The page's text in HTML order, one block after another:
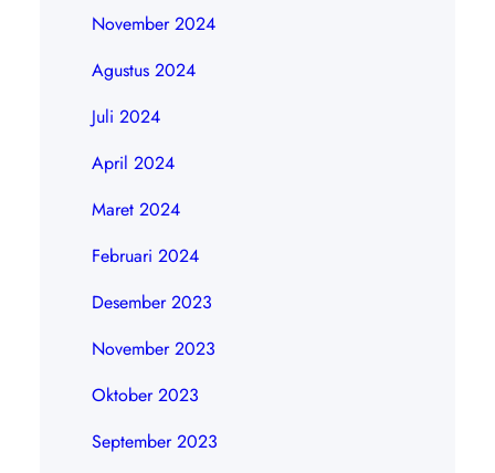
November 2024
Agustus 2024
Juli 2024
April 2024
Maret 2024
Februari 2024
Desember 2023
November 2023
Oktober 2023
September 2023